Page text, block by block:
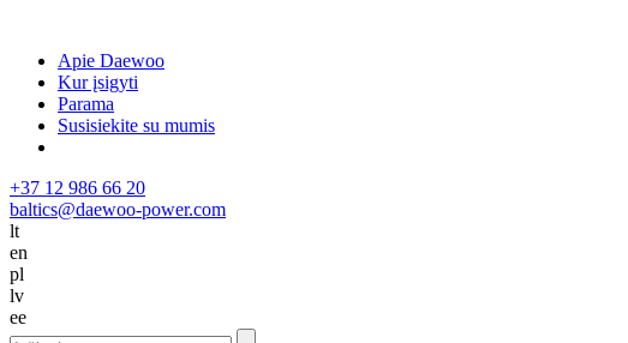
Apie Daewoo
Kur įsigyti
Parama
Susisiekite su mumis
+37 12 986 66 20
baltics@daewoo-power.com
lt
en
pl
lv
ee